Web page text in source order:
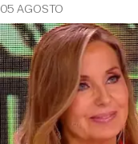
05 AGOSTO